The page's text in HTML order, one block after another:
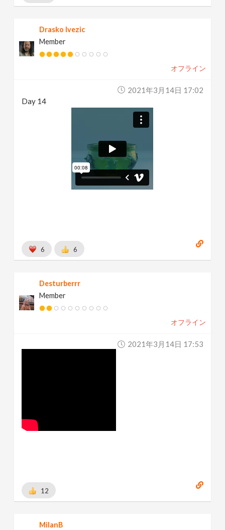
Drasko Ivezic
Member
オフライン
2021年3月14日 17:02
Day 14
6 6
Desturberrr
Member
オフライン
2021年3月14日 17:53
12
MilanB